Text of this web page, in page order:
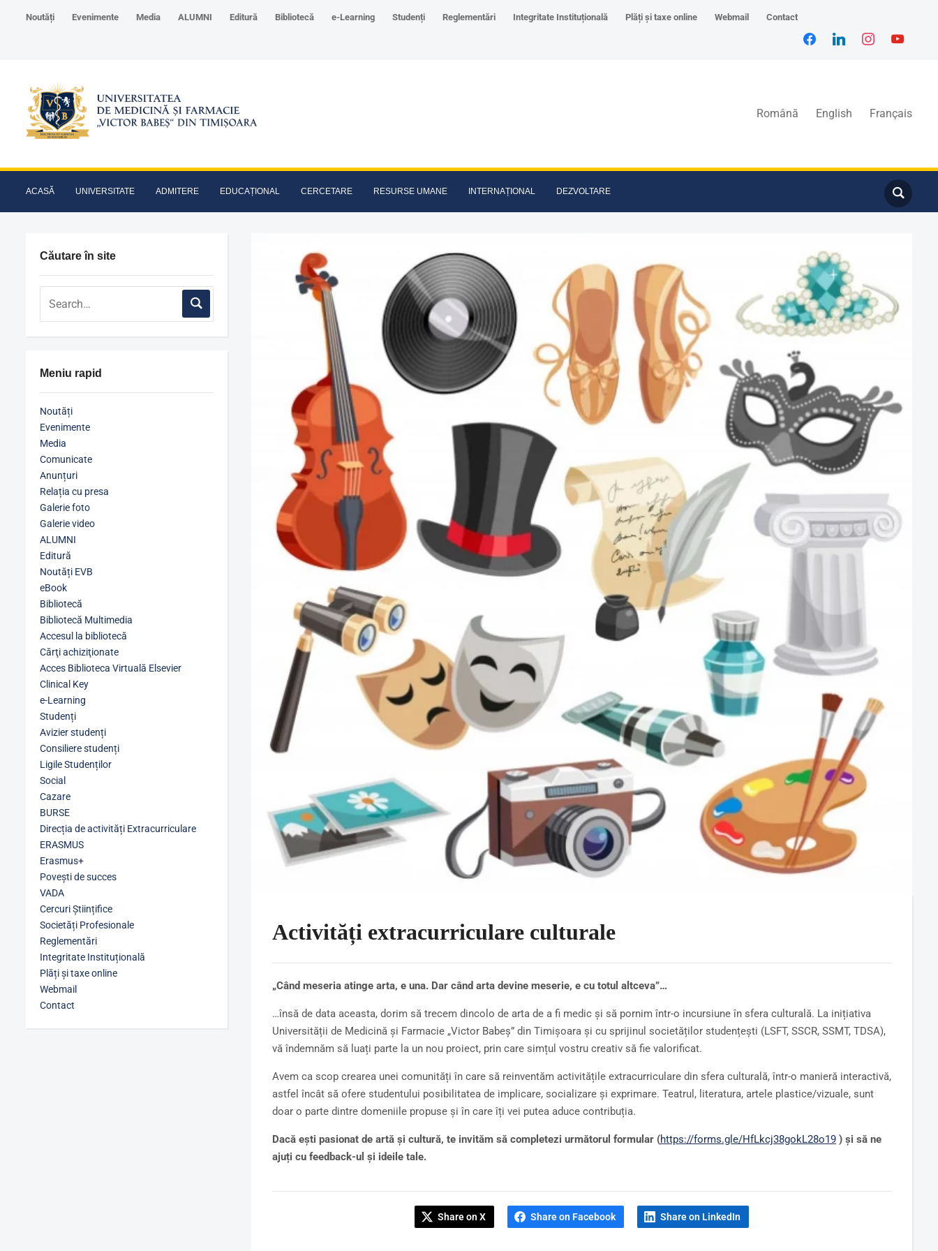
Noutăți Evenimente Media ALUMNI Editură Bibliotecă e-Learning Studenți Reglementări Integritate Instituțională Plăți și taxe online Webmail Contact
Română English Français
ACASĂ UNIVERSITATE ADMITERE EDUCAȚIONAL CERCETARE RESURSE UMANE INTERNAȚIONAL DEZVOLTARE
Căutare în site
Meniu rapid
Noutăți
Evenimente
Media
Comunicate
Anunțuri
Relația cu presa
Galerie foto
Galerie video
ALUMNI
Editură
Noutăți EVB
eBook
Bibliotecă
Bibliotecă Multimedia
Accesul la bibliotecă
Cărţi achiziţionate
Acces Biblioteca Virtuală Elsevier
Clinical Key
e-Learning
Studenți
Avizier studenți
Consiliere studenți
Ligile Studenților
Social
Cazare
BURSE
Direcția de activități Extracurriculare
ERASMUS
Erasmus+
Povești de succes
VADA
Cercuri Științifice
Societăți Profesionale
Reglementări
Integritate Instituțională
Plăți și taxe online
Webmail
Contact
Activități extracurriculare culturale
„Când meseria atinge arta, e una. Dar când arta devine meserie, e cu totul altceva”…
…însă de data aceasta, dorim să trecem dincolo de arta de a fi medic și să pornim într-o incursiune în sfera culturală. La inițiativa
Universității de Medicină și Farmacie „Victor Babeș” din Timișoara și cu sprijinul societăților studențești (LSFT, SSCR, SSMT, TDSA),
vă îndemnăm să luați parte la un nou proiect, prin care simțul vostru creativ să fie valorificat.
Avem ca scop crearea unei comunități în care să reinventăm activitățile extracurriculare din sfera culturală, într-o manieră interactivă,
astfel încât să ofere studentului posibilitatea de implicare, socializare și exprimare. Teatrul, literatura, artele plastice/vizuale, sunt
doar o parte dintre domeniile propuse și în care îți vei putea aduce contribuția.
Dacă ești pasionat de artă și cultură, te invităm să completezi următorul formular (https://forms.gle/HfLkcj38gokL28o19) și să ne
ajuți cu feedback-ul și ideile tale.
Share on X Share on Facebook Share on LinkedIn